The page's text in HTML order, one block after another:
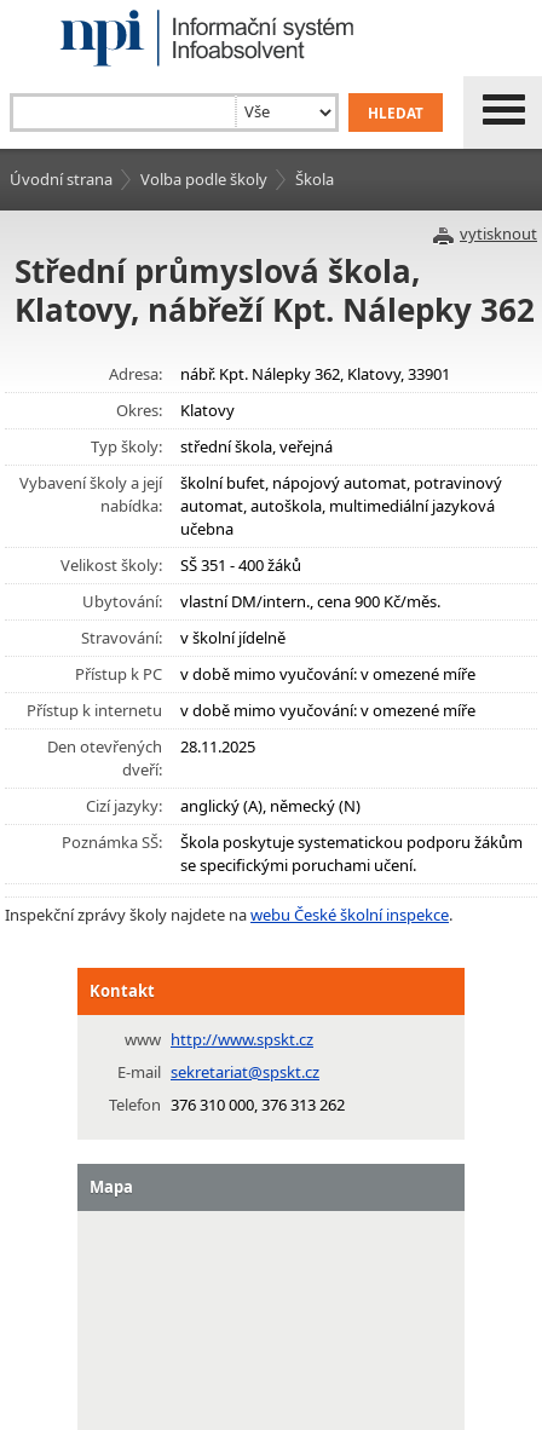
Úvodní strana Volba podle školy Škola
vytisknout
Střední průmyslová škola,
Klatovy, nábřeží Kpt. Nálepky 362
Adresa:
nábř. Kpt. Nálepky 362, Klatovy, 33901
Okres:
Klatovy
Typ školy:
střední škola, veřejná
Vybavení školy a její
nabídka:
školní bufet, nápojový automat, potravinový
automat, autoškola, multimediální jazyková
učebna
Velikost školy:
SŠ 351 - 400 žáků
Ubytování:
vlastní DM/intern., cena 900 Kč/měs.
Stravování:
v školní jídelně
Přístup k PC
v době mimo vyučování: v omezené míře
Přístup k internetu
v době mimo vyučování: v omezené míře
Den otevřených
dveří:
28.11.2025
Cizí jazyky:
anglický (A), německý (N)
Poznámka SŠ:
Škola poskytuje systematickou podporu žákům
se specifickými poruchami učení.
Inspekční zprávy školy najdete nawebu České školní inspekce.
Kontakt
www http://www.spskt.cz
E-mail sekretariat@spskt.cz
Telefon 376 310 000, 376 313 262
Mapa